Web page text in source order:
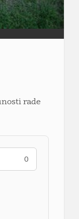
rade
0